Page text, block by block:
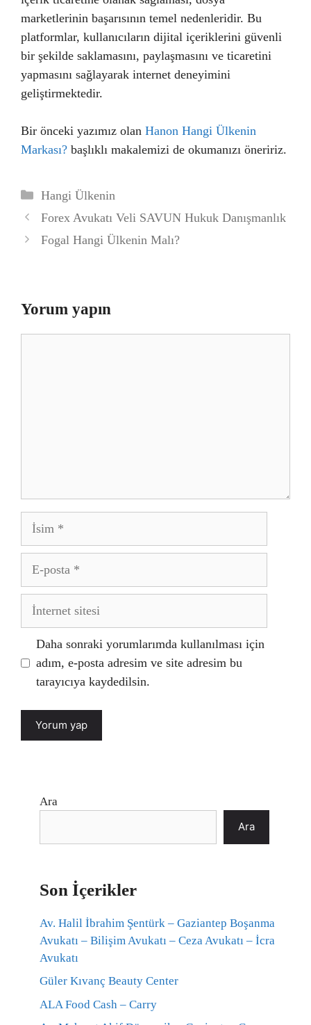
marketlerinin başarısının temel nedenleridir. Bu
platformlar, kullanıcıların dijital içeriklerini güvenli
bir şekilde saklamasını, paylaşmasını ve ticaretini
yapmasını sağlayarak internet deneyimini
geliştirmektedir.
Bir önceki yazımız olan Hanon Hangi Ülkenin
Markası? başlıklı makalemizi de okumanızı öneririz.
Kategoriler
Hangi Ülkenin
Forex Avukatı Veli SAVUN Hukuk Danışmanlık
Fogal Hangi Ülkenin Malı?
Yorum yapın
İsim
posta
İnternet
Daha sonraki yorumlarımda kullanılması için
adım, e-posta adresim ve site adresim bu
tarayıcıya kaydedilsin.
Ara
Ara
Son İçerikler
Av. Halil İbrahim Şentürk – Gaziantep Boşanma
Avukatı – Bilişim Avukatı – Ceza Avukatı – İcra
Avukatı
Güler Kıvanç Beauty Center
ALA Food Cash – Carry